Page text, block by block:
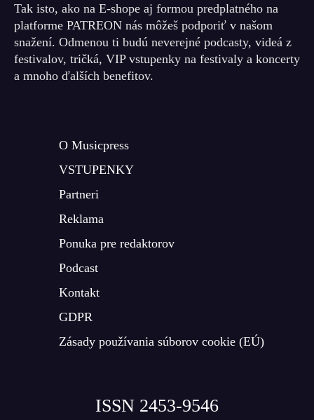
Tak isto, ako na E-shope aj formou predplatného na
platforme PATREON nás môžeš podporiť v našom
snažení. Odmenou ti budú neverejné podcasty, videá z
festivalov, tričká, VIP vstupenky na festivaly a koncerty
a mnoho ďalších benefitov.
O Musicpress
VSTUPENKY
Partneri
Reklama
Ponuka pre redaktorov
Podcast
Kontakt
GDPR
Zásady používania súborov cookie (EÚ)
ISSN 2453-9546